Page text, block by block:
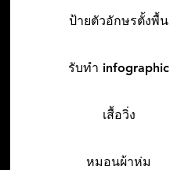
ป้ายตัวอักษรตั้งพื้น
รับทำ infographic
เสื้อวิ่ง
หมอนผ้าห่ม